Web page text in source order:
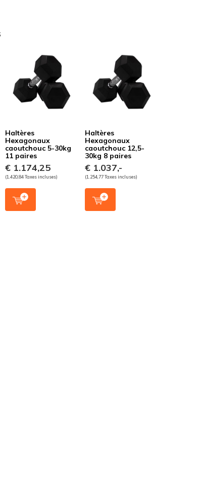
Haltères
Hexagonaux
caoutchouc 5-30kg
11 paires
€ 1.174,25
(1.420,84 Taxes incluses)
Haltères
Hexagonaux
caoutchouc 12,5-
30kg 8 paires
€ 1.037,-
(1.254,77 Taxes incluses)